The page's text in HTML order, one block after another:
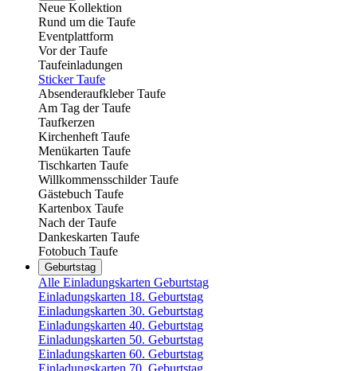
Neue Kollektion
Rund um die Taufe
Eventplattform
Vor der Taufe
Taufeinladungen
Sticker Taufe
Absenderaufkleber Taufe
Am Tag der Taufe
Taufkerzen
Kirchenheft Taufe
Menükarten Taufe
Tischkarten Taufe
Willkommensschilder Taufe
Gästebuch Taufe
Kartenbox Taufe
Nach der Taufe
Dankeskarten Taufe
Fotobuch Taufe
Geburtstag
Alle Einladungskarten Geburtstag
Einladungskarten 18. Geburtstag
Einladungskarten 30. Geburtstag
Einladungskarten 40. Geburtstag
Einladungskarten 50. Geburtstag
Einladungskarten 60. Geburtstag
Einladungskarten 70. Geburtstag